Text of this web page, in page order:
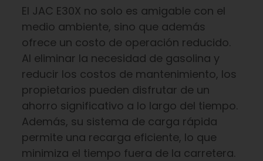
El JAC E30X no solo es amigable con el
medio ambiente, sino que además
ofrece un costo de operación reducido.
Al eliminar la necesidad de gasolina y
reducir los costos de mantenimiento, los
propietarios pueden disfrutar de un
ahorro significativo a lo largo del tiempo.
Además, su sistema de carga rápida
permite una recarga eficiente, lo que
minimiza el tiempo fuera de la carretera.